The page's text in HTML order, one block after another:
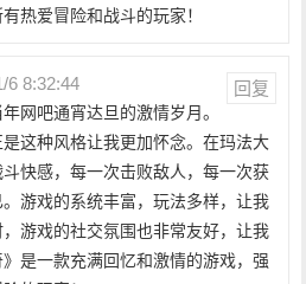
热爱冒险和战斗的玩家！
6 8:32:44 回复
网吧通宵达旦的激情岁月。
这种风格让我更加怀念。在玛法大
快感，每一次击败敌人，每一次获
游戏的系统丰富，玩法多样，让我
游戏的社交氛围也非常友好，让我
是一款充满回忆和激情的游戏，强